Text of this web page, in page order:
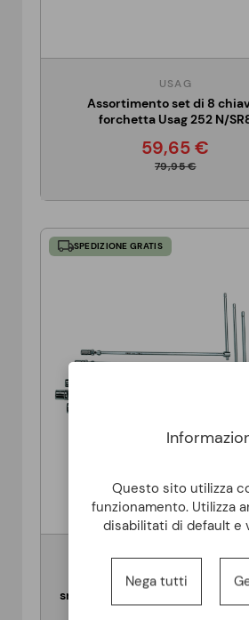
USAG
Assortimento set di 8
forchetta Usag 252 N/
59,65 €
79,95 €
SPEDIZIONE GRATIS
USAG
Assortimento Serie 8 chiavi
snodate esagonali Usag 276 CE/
19 mm
Questo sito utilizza
funzionamento. Utilizza
disabilitati di default e
Nega tutti